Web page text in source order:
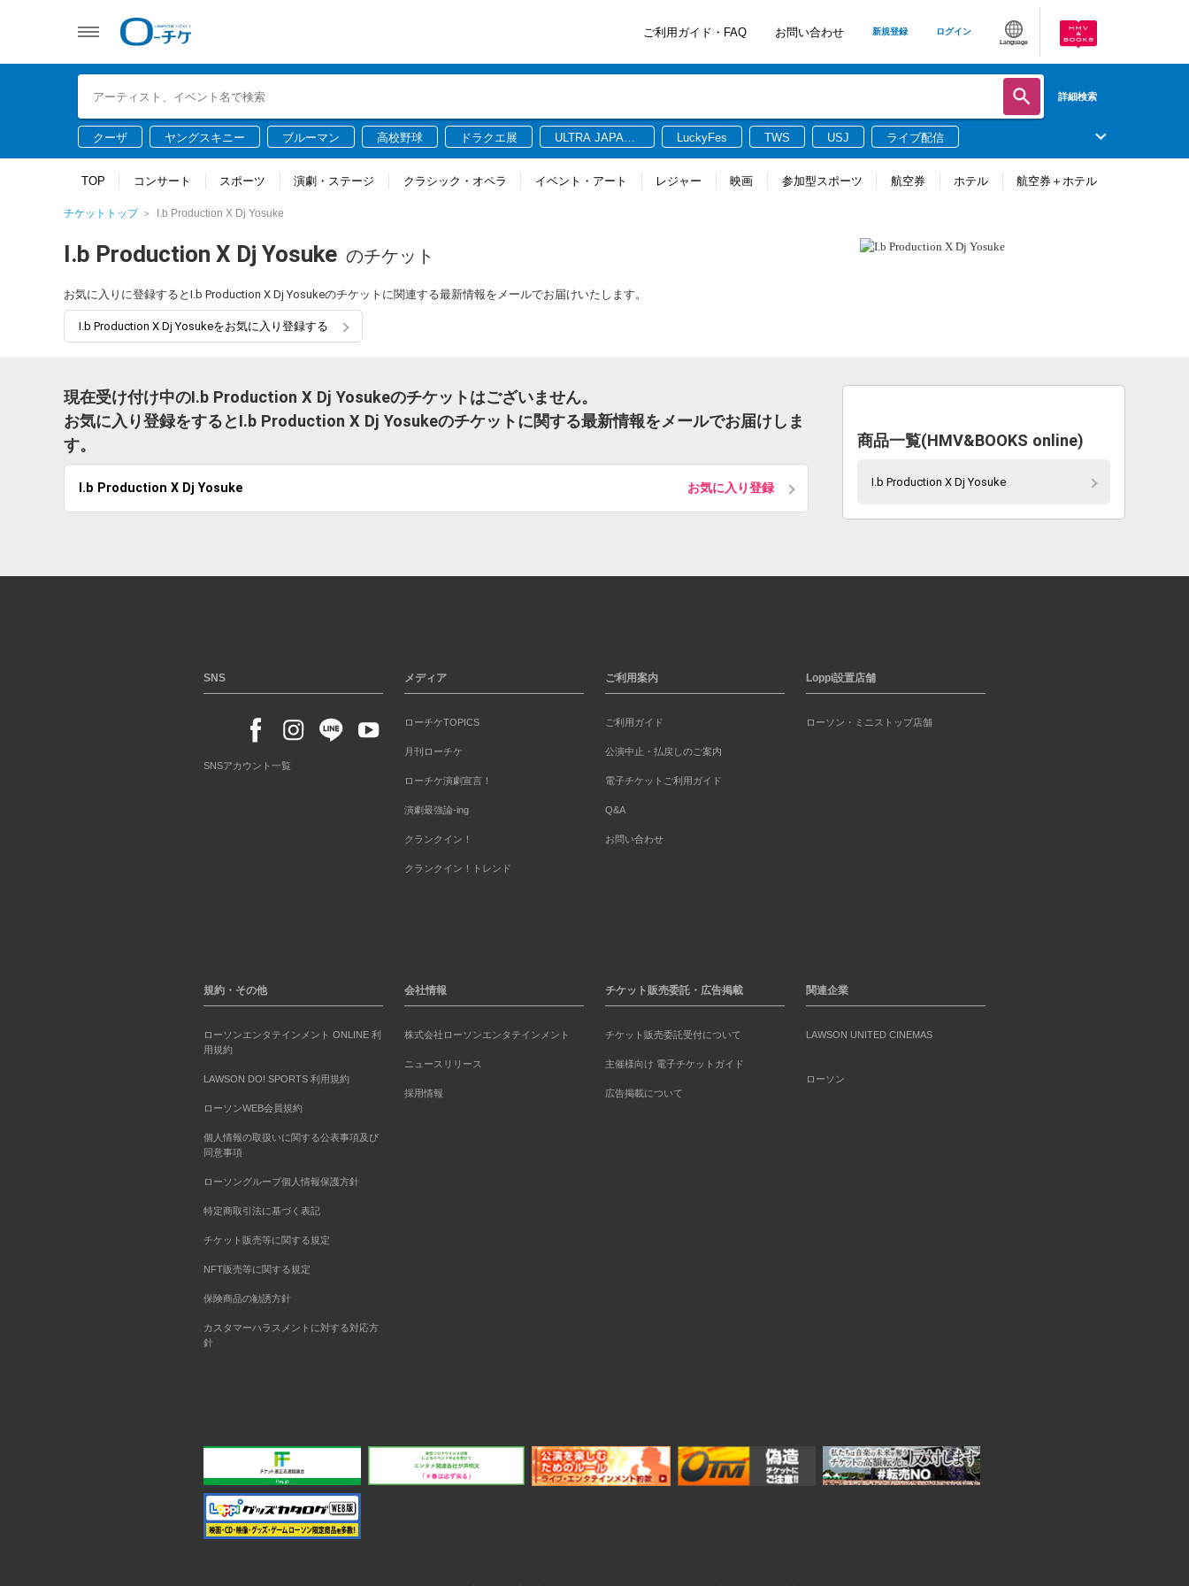
ご利用ガイド・FAQ お問い合わせ 新規登録 ログイン
Language
詳細検索
クーザ ヤングスキニー ブルーマン 高校野球 ドラクエ展
ULTRA JAPAN
LuckyFes TWS USJ ライブ配信
TOP コンサート スポーツ 演劇・ステージ クラシック・オペラ イベント・アート レジャー 映画 参加型スポーツ 航空券 ホテル 航空券＋ホテル
チケットトップ I.b Production X Dj Yosuke
I.b Production X Dj Yosuke のチケット
お気に入りに登録するとI.b Production X Dj Yosukeのチケットに関連する最新情報をメールでお届けいたします。
I.b Production X Dj Yosukeをお気に入り登録する
現在受け付け中のI.b Production X Dj Yosukeのチケットはございません。
お気に入り登録をするとI.b Production X Dj Yosukeのチケットに関する最新情報をメールでお届けしま
す。
I.b Production X Dj Yosuke お気に入り登録
商品一覧(HMV&BOOKS online)
I.b Production X Dj Yosuke
SNS
SNSアカウント一覧
メディア
ローチケTOPICS
月刊ローチケ
ローチケ演劇宣言！
演劇最強論-ing
クランクイン！
クランクイン！トレンド
ご利用案内
ご利用ガイド
公演中止・払戻しのご案内
電子チケットご利用ガイド
Q&A
お問い合わせ
Loppi設置店舗
ローソン・ミニストップ店舗
規約・その他
ローソンエンタテインメント ONLINE 利
用規約
LAWSON DO! SPORTS 利用規約
ローソンWEB会員規約
個人情報の取扱いに関する公表事項及び
同意事項
ローソングループ個人情報保護方針
特定商取引法に基づく表記
チケット販売等に関する規定
NFT販売等に関する規定
保険商品の勧誘方針
カスタマーハラスメントに対する対応方
針
会社情報
株式会社ローソンエンタテインメント
ニュースリリース
採用情報
チケット販売委託・広告掲載
チケット販売委託受付について
主催様向け 電子チケットガイド
広告掲載について
関連企業
LAWSON UNITED CINEMAS
ローソン